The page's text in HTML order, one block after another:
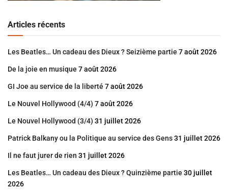
Articles récents
Les Beatles… Un cadeau des Dieux ? Seizième partie 7 août 2026
De la joie en musique 7 août 2026
GI Joe au service de la liberté 7 août 2026
Le Nouvel Hollywood (4/4) 7 août 2026
Le Nouvel Hollywood (3/4) 31 juillet 2026
Patrick Balkany ou la Politique au service des Gens31 juillet 2026
Il ne faut jurer de rien 31 juillet 2026
Les Beatles… Un cadeau des Dieux ? Quinzième partie 30 juillet
2026